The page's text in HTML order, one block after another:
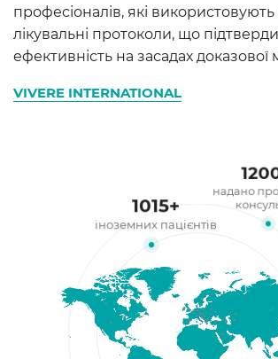
професіоналів, які використовують
лікувальні протоколи, що
ефективність на засадах
VIVERE INTERNATIONAL
надано
1015+
іноземних пацієнтів